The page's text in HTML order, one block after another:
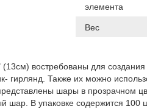
элемента
Вес
востребованы для создания
гирлянд. Также их можно
шары в прозрачном
шар. В упаковке содержится